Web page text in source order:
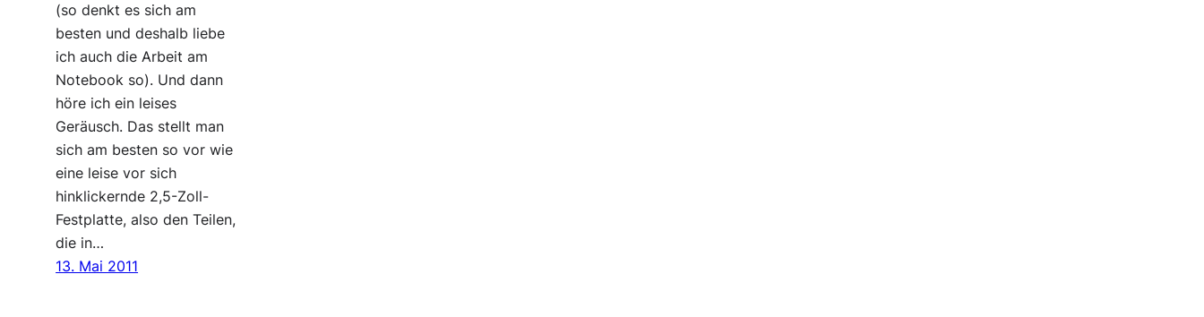
(so denkt es sich am
besten und deshalb liebe
ich auch die Arbeit am
Notebook so). Und dann
höre ich ein leises
Geräusch. Das stellt man
sich am besten so vor wie
eine leise vor sich
hinklickernde 2,5-Zoll-
Festplatte, also den Teilen,
die in…
13. Mai 2011